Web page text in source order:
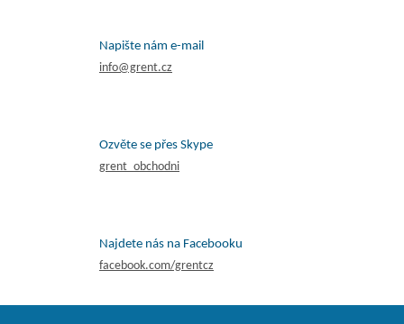
Napište nám e-mail
info@grent.cz
Ozvěte se přes Skype
grent_obchodni
Najdete nás na Facebooku
facebook.com/grentcz